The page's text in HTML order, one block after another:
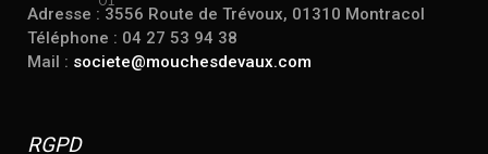
Adresse : 3556 Route de Trévoux, 01310 Montracol
Téléphone : 04 27 53 94 38
Mail : societe@mouchesdevaux.com
RGPD